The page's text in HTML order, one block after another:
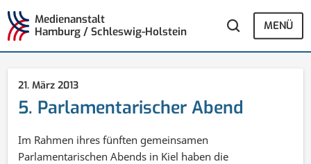
Medienanstalt
Hamburg / Schleswig-Holstein
MENÜ
21. März 2013
5. Parlamentarischer Abend
Im Rahmen ihres fünften gemeinsamen
Parlamentarischen Abends in Kiel haben die